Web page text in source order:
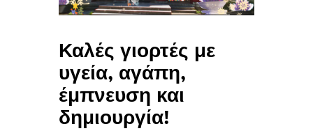
Καλές γιορτές με
υγεία, αγάπη,
έμπνευση και
δημιουργία!